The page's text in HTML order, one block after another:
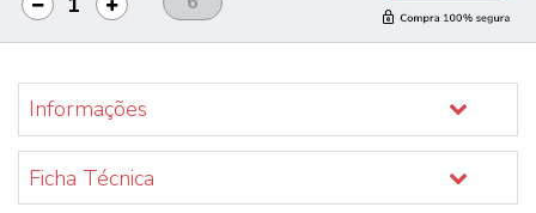
Informações
Ficha Técnica